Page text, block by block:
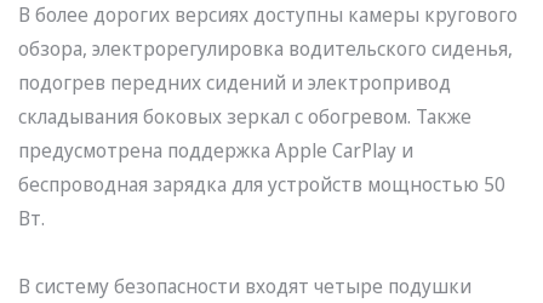
В более дорогих версиях доступны камеры кругового
обзора, электрорегулировка водительского сиденья,
подогрев передних сидений и электропривод
складывания боковых зеркал с обогревом. Также
предусмотрена поддержка Apple CarPlay и
беспроводная зарядка для устройств мощностью 50
Вт.
В систему безопасности входят четыре подушки